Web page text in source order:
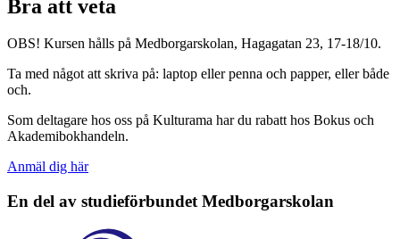
Bra att veta
OBS! Kursen hålls på Medborgarskolan, Hagagatan 23, 17-18/10.
Ta med något att skriva på: laptop eller penna och papper, eller både
och.
Som deltagare hos oss på Kulturama har du rabatt hos Bokus och
Akademibokhandeln.
Anmäl dig här
En del av studieförbundet Medborgarskolan